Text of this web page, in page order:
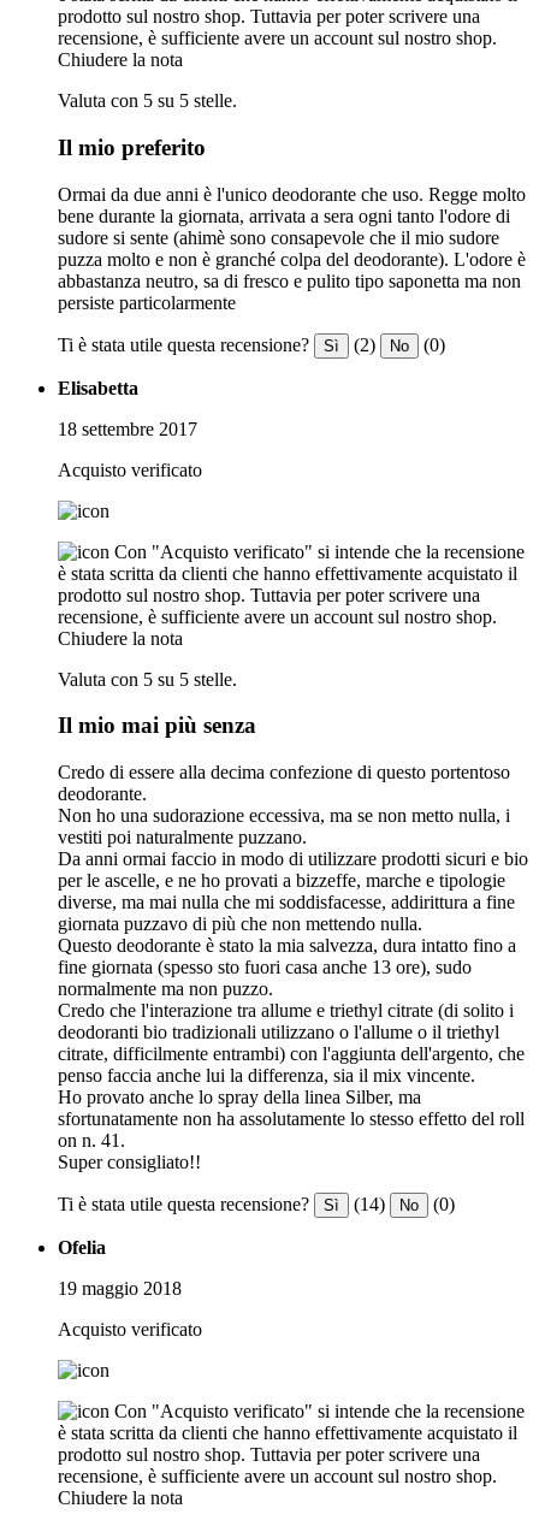
prodotto sul nostro shop. Tuttavia per poter scrivere una
recensione, è sufficiente avere un account sul nostro shop.
Chiudere la nota
Valuta con 5 su 5 stelle.
Il mio preferito
Ormai da due anni è l'unico deodorante che uso. Regge molto
bene durante la giornata, arrivata a sera ogni tanto l'odore di
sudore si sente (ahimè sono consapevole che il mio sudore
puzza molto e non è granché colpa del deodorante). L'odore è
abbastanza neutro, sa di fresco e pulito tipo saponetta ma non
persiste particolarmente
Ti è stata utile questa recensione? Sì (2) No (0)
Elisabetta
18 settembre 2017
Acquisto verificato
Con "Acquisto verificato" si intende che la recensione
è stata scritta da clienti che hanno effettivamente acquistato il
prodotto sul nostro shop. Tuttavia per poter scrivere una
recensione, è sufficiente avere un account sul nostro shop.
Chiudere la nota
Valuta con 5 su 5 stelle.
Il mio mai più senza
Credo di essere alla decima confezione di questo portentoso
deodorante.
Non ho una sudorazione eccessiva, ma se non metto nulla, i
vestiti poi naturalmente puzzano.
Da anni ormai faccio in modo di utilizzare prodotti sicuri e bio
per le ascelle, e ne ho provati a bizzeffe, marche e tipologie
diverse, ma mai nulla che mi soddisfacesse, addirittura a fine
giornata puzzavo di più che non mettendo nulla.
Questo deodorante è stato la mia salvezza, dura intatto fino a
fine giornata (spesso sto fuori casa anche 13 ore), sudo
normalmente ma non puzzo.
Credo che l'interazione tra allume e triethyl citrate (di solito i
deodoranti bio tradizionali utilizzano o l'allume o il triethyl
citrate, difficilmente entrambi) con l'aggiunta dell'argento, che
penso faccia anche lui la differenza, sia il mix vincente.
Ho provato anche lo spray della linea Silber, ma
sfortunatamente non ha assolutamente lo stesso effetto del roll
on n. 41.
Super consigliato!!
Ti è stata utile questa recensione? Sì (14) No (0)
Ofelia
19 maggio 2018
Acquisto verificato
Con "Acquisto verificato" si intende che la recensione
è stata scritta da clienti che hanno effettivamente acquistato il
prodotto sul nostro shop. Tuttavia per poter scrivere una
recensione, è sufficiente avere un account sul nostro shop.
Chiudere la nota